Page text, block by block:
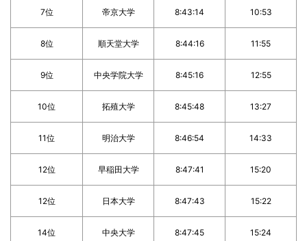
7位 帝京大学 8:43:14 10:53
8位 順天堂大学 8:44:16 11:55
9位 中央学院大学 8:45:16 12:55
10位 拓殖大学 8:45:48 13:27
11位 明治大学 8:46:54 14:33
12位 早稲田大学 8:47:41 15:20
12位 日本大学 8:47:43 15:22
14位 中央大学 8:47:45 15:24